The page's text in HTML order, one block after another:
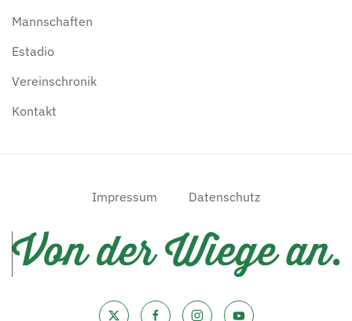
Mannschaften
Estadio
Vereinschronik
Kontakt
Impressum Datenschutz